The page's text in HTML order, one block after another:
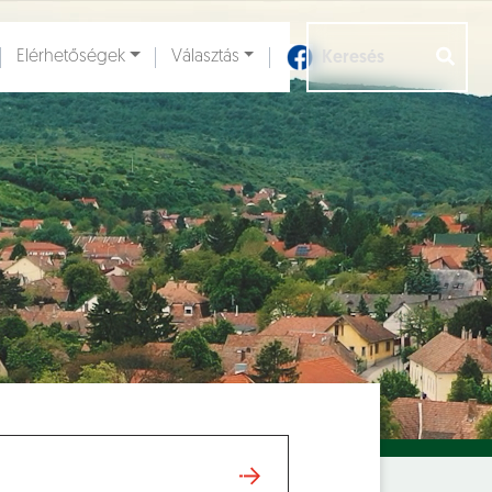
Elérhetőségek Választás
Aloldalak []